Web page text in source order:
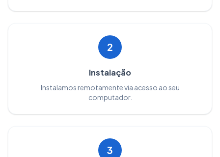
2
Instalação
Instalamos remotamente via acesso ao seu
computador.
3